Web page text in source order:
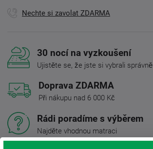
Nechte si zavolat ZDARMA
30 nocí na vyzkoušení
Ujistěte se, že jste si vybrali správně
Doprava ZDARMA
Při nákupu nad 6 000 Kč
Rádi poradíme s výběrem
Najděte vhodnou matraci